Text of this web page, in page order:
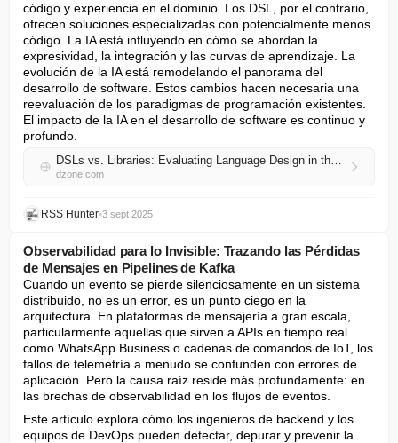
código y experiencia en el dominio. Los DSL, por el contrario,
ofrecen soluciones especializadas con potencialmente menos
código. La IA está influyendo en cómo se abordan la
expresividad, la integración y las curvas de aprendizaje. La
evolución de la IA está remodelando el panorama del
desarrollo de software. Estos cambios hacen necesaria una
reevaluación de los paradigmas de programación existentes.
El impacto de la IA en el desarrollo de software es continuo y
profundo.
DSLs vs. Libraries: Evaluating Language Design in the GenAI Era
dzone.com
RSS Hunter•3 sept 2025
Observabilidad para lo Invisible: Trazando las Pérdidas
de Mensajes en Pipelines de Kafka
Cuando un evento se pierde silenciosamente en un sistema
distribuido, no es un error, es un punto ciego en la
arquitectura. En plataformas de mensajería a gran escala,
particularmente aquellas que sirven a APIs en tiempo real
como WhatsApp Business o cadenas de comandos de IoT, los
fallos de telemetría a menudo se confunden con errores de
aplicación. Pero la causa raíz reside más profundamente: en
las brechas de observabilidad en los flujos de eventos.
Este artículo explora cómo los ingenieros de backend y los
equipos de DevOps pueden detectar, depurar y prevenir la